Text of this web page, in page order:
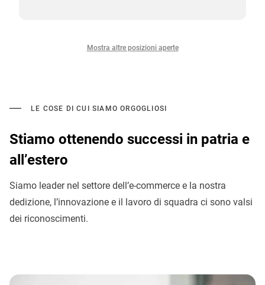
Mostra altre posizioni aperte
LE COSE DI CUI SIAMO ORGOGLIOSI
Stiamo ottenendo successi in patria e
all’estero
Siamo leader nel settore dell’e-commerce e la nostra
dedizione, l’innovazione e il lavoro di squadra ci sono valsi
dei riconoscimenti.